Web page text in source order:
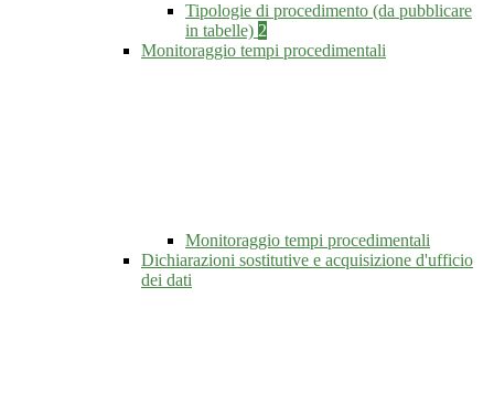
Tipologie di procedimento (da pubblicare
in tabelle) 2
Monitoraggio tempi procedimentali
Monitoraggio tempi procedimentali
Dichiarazioni sostitutive e acquisizione d'ufficio
dei dati